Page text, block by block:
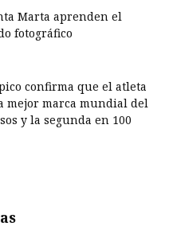
Marta aprenden el
fotográfico
confirma que el atleta
mejor marca mundial del
y la segunda en 100